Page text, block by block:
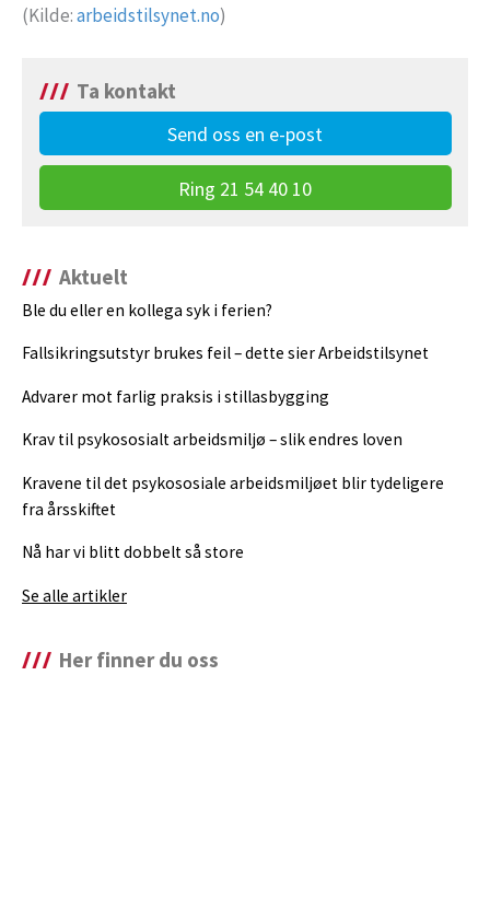
(Kilde:arbeidstilsynet.no)
Ta kontakt
Send oss en e-post
Ring 21 54 40 10
Aktuelt
Ble du eller en kollega syk i ferien?
Fallsikringsutstyr brukes feil – dette sier Arbeidstilsynet
Advarer mot farlig praksis i stillasbygging
Krav til psykososialt arbeidsmiljø – slik endres loven
Kravene til det psykososiale arbeidsmiljøet blir tydeligere
fra årsskiftet
Nå har vi blitt dobbelt så store
Se alle artikler
Her finner du oss